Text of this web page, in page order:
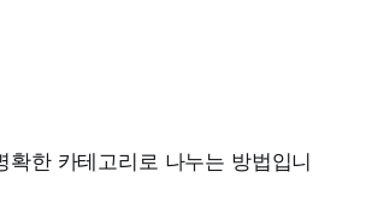
확한 카테고리로 나누는 방법입니